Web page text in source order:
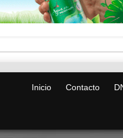
Inicio Contacto